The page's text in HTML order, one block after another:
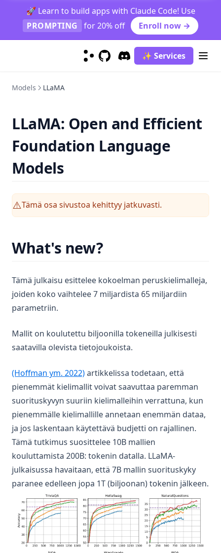
🚀 Learn to build apps with Claude Code! Use
PROMPTING
for 20% off Enroll now →
(opens in a new tab)
Discord
(opens in a new tab)
✨ Services
Factuality
Biases
guided-cot
infini-attention
llm-recall
llm-tokenization
rag-faithfulness
synthetic_data
Tools
Notebooks
Additional Readings
Course
Services
agents
Introduction to Agents
Agent Components
AI Workflows vs AI Agents
Context Engineering for AI Agents
Context Engineering Deep Dive
Function Calling
Deep Agents
courses
Models LLaMA
LLaMA: Open and Efficient
Foundation Language
Models
⚠️Tämä osa sivustoa kehittyy jatkuvasti.
What's new?
Tämä julkaisu esittelee kokoelman peruskielimalleja,
joiden koko vaihtelee 7 miljardista 65 miljardiin
parametriin.
Mallit on koulutettu biljoonilla tokeneilla julkisesti
saatavilla olevista tietojoukoista.
(Hoffman ym. 2022)(opens in a new tab)
artikkelissa todetaan, että
pienemmät kielimallit voivat saavuttaa paremman
suorituskyvyn suuriin kielimalleihin verrattuna, kun
pienemmälle kielimallille annetaan enemmän dataa,
ja jos laskentaan käytettävä budjetti on rajallinen.
Tämä tutkimus suosittelee 10B mallien
kouluttamista 200B: tokenin datalla. LLaMA-
julkaisussa havaitaan, että 7B mallin suorituskyky
paranee edelleen jopa 1T (biljoonan) tokenin jälkeen.